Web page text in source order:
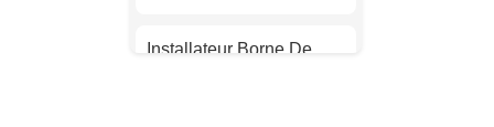
Installateur Borne De